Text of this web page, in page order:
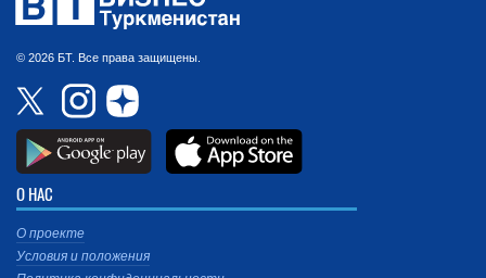
© 2026 БТ. Все права защищены.
О НАС
О проекте
Условия и положения